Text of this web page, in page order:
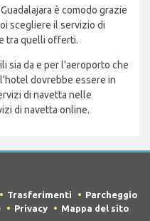
è comodo grazie
scegliere il servizio di
tra quelli offerti.
sia da e per l'aeroporto che
dovrebbe essere in
di navetta nelle
di navetta online.
Trasferimenti
Parcheggio
Privacy Mappa del sito